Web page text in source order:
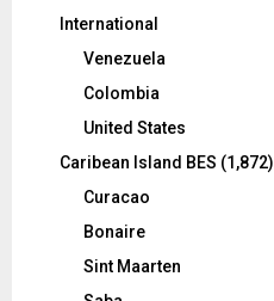
International
Venezuela
Colombia
United States
Caribean Island BES (1,872)
Curacao
Bonaire
Sint Maarten